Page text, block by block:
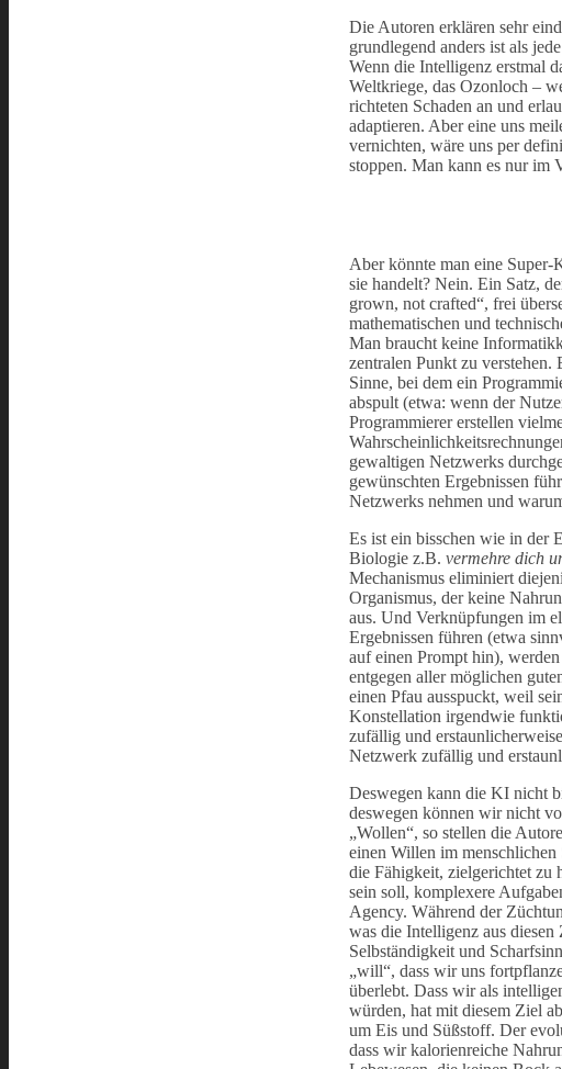
Die Autoren erklären sehr
grundlegend anders ist als
Wenn die Intelligenz erstmal
Weltkriege, das Ozonloch –
richteten Schaden an und
adaptieren. Aber eine uns
vernichten, wäre uns per
stoppen. Man kann es nur im
Aber könnte man eine
sie handelt? Nein. Ein Satz,
grown, not crafted“, frei
mathematischen und
Man braucht keine
zentralen Punkt zu
Sinne, bei dem ein
abspult (etwa: wenn der
Programmierer erstellen
gewaltigen Netzwerks
gewünschten Ergebnissen
Netzwerks nehmen und
Es ist ein bisschen wie in der
Biologie z.B. vermehre dich
Mechanismus eliminiert
Organismus, der keine
aus. Und Verknüpfungen im
Ergebnissen führen (etwa
auf einen Prompt hin),
entgegen aller möglichen
einen Pfau ausspuckt, weil
Konstellation irgendwie
zufällig und
Netzwerk zufällig und
Deswegen kann die KI nicht
deswegen können wir nicht
„Wollen“, so stellen die
einen Willen im menschlichen
die Fähigkeit, zielgerichtet zu
sein soll, komplexere
Agency. Während der
was die Intelligenz aus
Selbständigkeit und
„will“, dass wir uns
überlebt. Dass wir als
würden, hat mit diesem Ziel
um Eis und Süßstoff. Der
dass wir kalorienreiche